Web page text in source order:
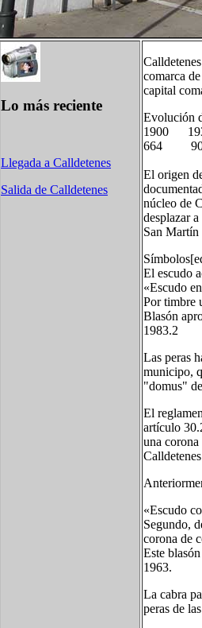
Lo más reciente
Llegada a Calldetenes
Salida de Calldetenes
comarca
capital
Evolución
1900
664
El origen
núcleo de
desplazar
San Martín
El escudo
«Escudo
Por timbre
Blasón
1983.2
Las peras
municipo,
"domus"
El
artículo
una corona
«Escudo
Segundo,
corona de
Este
1963.
La cabra
peras de